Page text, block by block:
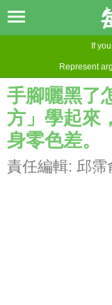
If
Represent
手腳曬黑了
方」學起來
身零色差。
責任編輯: 邱霈